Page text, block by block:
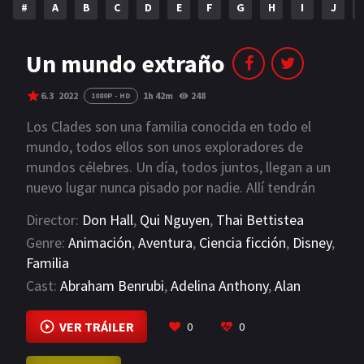
AÑOS
2023 2022
2021 2020
2019 2018
2014 2006
2002 2001
1990
PELICULAS
# A B C D E F G H I J
Un mundo extraño
6.3 2022 1080P - HD 1h 42m 248
Los Clades son una familia conocida en todo el
mundo, todos ellos son unos exploradores de
mundos célebres. Un día, todos juntos, llegan a un
nuevo lugar nunca pisado por nadie. Allí tendrán
descubrirán nuevas criaturas jamás documentadas.
Sin embargo, la misión se pone en riesgo y
amenaza fracasar debido a las abundantes peleas
entre los componentes de la familia.
Director: Don Hall, Qui Nguyen, Thai Bettistea
Genre: Animación,Aventura, Ciencia ficción, Disney,
Familia
Cast: Abraham Benrubi,Adelina Anthony,Alan
Tudyk
VIEW MORE
VER TRÁILER 0 0